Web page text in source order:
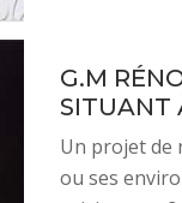
G.M
SITUANT
Un projet de
ou ses